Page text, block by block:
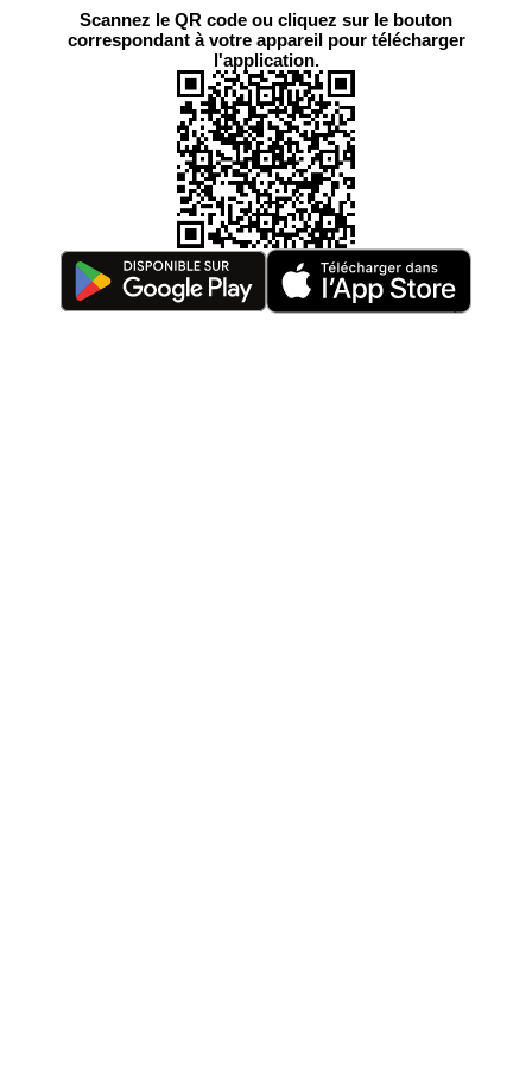
Scannez le QR code ou cliquez sur le bouton
correspondant à votre appareil pour télécharger
l'application.